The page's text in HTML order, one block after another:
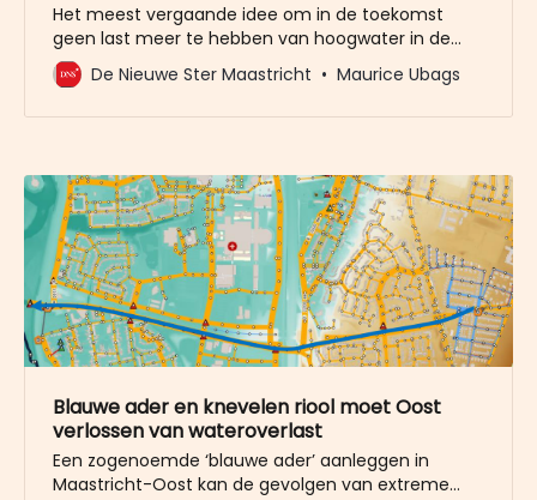
Het meest vergaande idee om in de toekomst
geen last meer te hebben van hoogwater in de
Maas/Geulle komt van inwoners van het gehucht
Voulwames. “Koop ons gehucht maar uit voor een
De Nieuwe Ster Maastricht Maurice Ubags
Blauwe ader en knevelen riool moet Oost
verlossen van wateroverlast
Een zogenoemde ‘blauwe ader’ aanleggen in
Maastricht-Oost kan de gevolgen van extreme